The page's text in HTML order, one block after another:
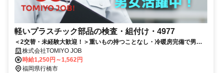
軽いプラスチック部品の検査・組付け・4977
＜2交替・未経験大歓迎！＞重いもの持つことなし・冷暖房完備で男女
共に働きやすい職場！工場勤務がはじめての方も歓迎！
株式会社TOMIYO JOB
時給1,250円～1,562円
福岡県行橋市